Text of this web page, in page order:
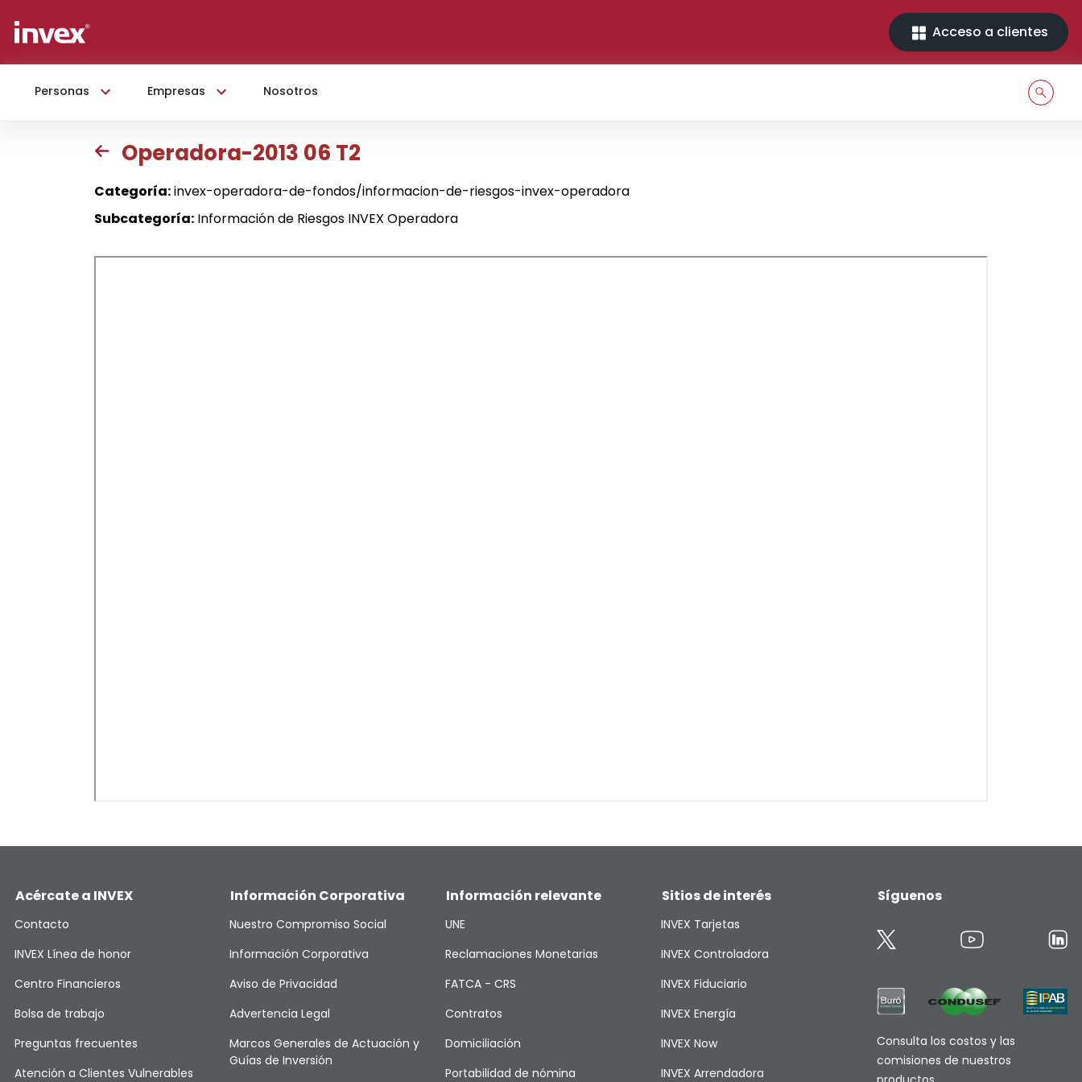
Acceso a clientes
Personas Empresas Nosotros
Operadora-2013 06 T2
Categoría:invex-operadora-de-fondos/informacion-de-riesgos-invex-operadora
Subcategoría: Información de Riesgos INVEX Operadora
Acércate a INVEX
Contacto
INVEX Línea de honor
Centro Financieros
Bolsa de trabajo
Preguntas frecuentes
Atención a Clientes Vulnerables
Información Corporativa
Nuestro Compromiso Social
Información Corporativa
Aviso de Privacidad
Advertencia Legal
Marcos Generales de Actuación y
Guías de Inversión
Información relevante
UNE
Reclamaciones Monetarias
FATCA - CRS
Contratos
Domiciliación
Portabilidad de nómina
Sitios de interés
INVEX Tarjetas
INVEX Controladora
INVEX Fiduciario
INVEX Energía
INVEX Now
INVEX Arrendadora
Síguenos
Consulta los costos y las
comisiones de nuestros